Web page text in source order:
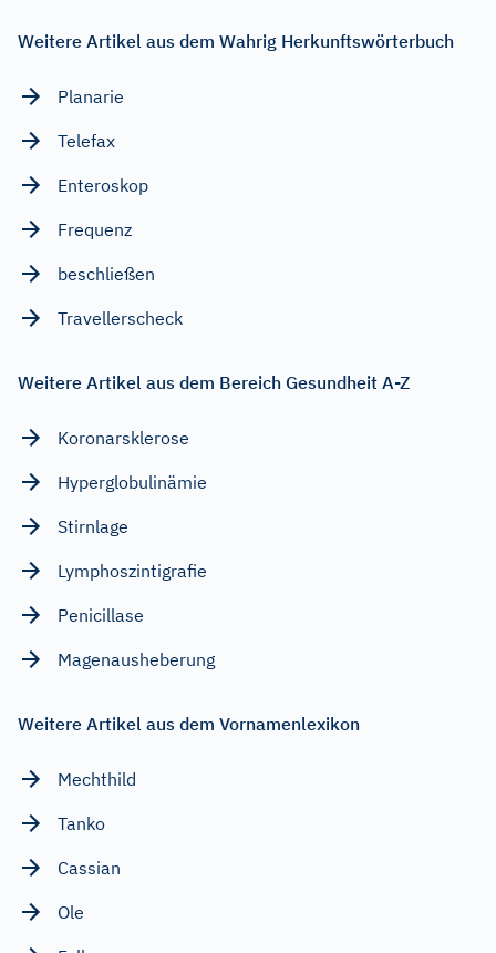
Weitere Artikel aus dem Wahrig Herkunftswörterbuch
Planarie
Telefax
Enteroskop
Frequenz
beschließen
Travellerscheck
Weitere Artikel aus dem Bereich Gesundheit A-Z
Koronarsklerose
Hyperglobulinämie
Stirnlage
Lymphoszintigrafie
Penicillase
Magenausheberung
Weitere Artikel aus dem Vornamenlexikon
Mechthild
Tanko
Cassian
Ole